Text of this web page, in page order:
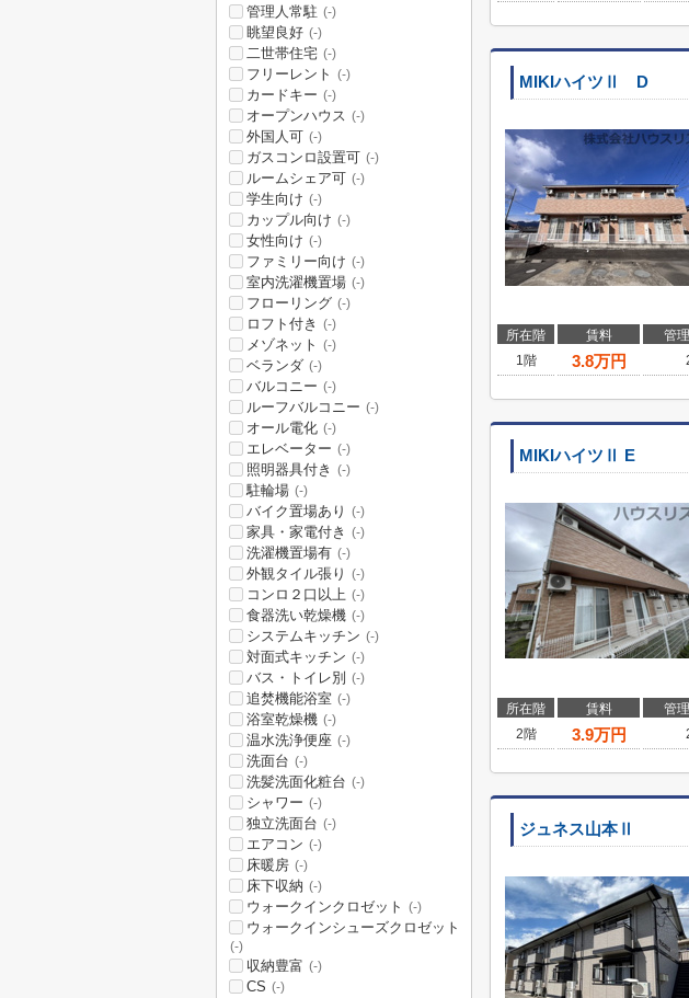
MIKIハイツⅡ D
所在階 賃料 管
1階
3.8万円
MIKIハイツⅡ E
所在階 賃料 管
2階
3.9万円
ジュネス山本Ⅱ
管理人常駐 (-)
眺望良好 (-)
二世帯住宅 (-)
フリーレント (-)
カードキー (-)
オープンハウス (-)
外国人可 (-)
ガスコンロ設置可 (-)
ルームシェア可 (-)
学生向け (-)
カップル向け (-)
女性向け (-)
ファミリー向け (-)
室内洗濯機置場 (-)
フローリング (-)
ロフト付き (-)
メゾネット (-)
ベランダ (-)
バルコニー (-)
ルーフバルコニー (-)
オール電化 (-)
エレベーター (-)
照明器具付き (-)
駐輪場 (-)
バイク置場あり (-)
家具・家電付き (-)
洗濯機置場有 (-)
外観タイル張り (-)
コンロ２口以上 (-)
食器洗い乾燥機 (-)
システムキッチン (-)
対面式キッチン (-)
バス・トイレ別 (-)
追焚機能浴室 (-)
浴室乾燥機 (-)
温水洗浄便座 (-)
洗面台 (-)
洗髪洗面化粧台 (-)
シャワー (-)
独立洗面台 (-)
エアコン (-)
床暖房 (-)
床下収納 (-)
ウォークインクロゼット (-)
ウォークインシューズクロゼット
(-)
収納豊富 (-)
CS (-)